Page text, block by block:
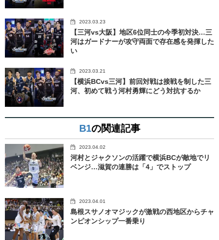
2023.03.23
【三河vs大阪】地区6位同士の今季初対決…三
河はガードナーが攻守両面で存在感を発揮した
い
2023.03.21
【横浜BCvs三河】前回対戦は接戦を制した三
河、初めて戦う河村勇輝にどう対抗するか
B1の関連記事
2023.04.02
河村とジャクソンの活躍で横浜BCが敵地でリ
ベンジ…滋賀の連勝は「4」でストップ
2023.04.01
島根スサノオマジックが激戦の西地区からチャ
ンピオンシップ一番乗り